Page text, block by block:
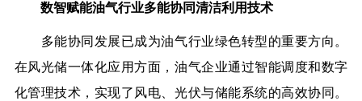
数智赋能油气行业多能协同清洁利用技术
多能协同发展已成为油气行业绿色转型的重要方向。
在风光储一体化应用方面，油气企业通过智能调度和数字
化管理技术，实现了风电、光伏与储能系统的高效协同。